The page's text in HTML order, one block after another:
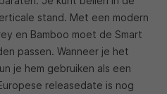
stand. Met een modern
en Bamboo moet de Smart
passen. Wanneer je het
je hem gebruiken als een
releasedate is nog